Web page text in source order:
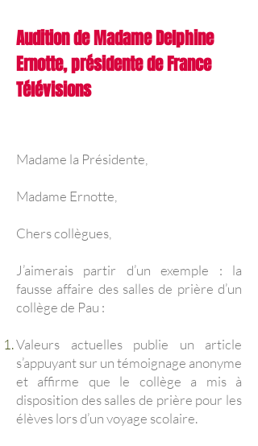
Audition de Madame Delphine
Ernotte, présidente de France
Télévisions
Madame la Présidente,
Madame Ernotte,
Chers collègues,
J’aimerais partir d’un exemple : la
fausse affaire des salles de prière d’un
collège de Pau :
Valeurs actuelles publie un article
s’appuyant sur un témoignage anonyme
et affirme que le collège a mis à
disposition des salles de prière pour les
élèves lors d’un voyage scolaire.